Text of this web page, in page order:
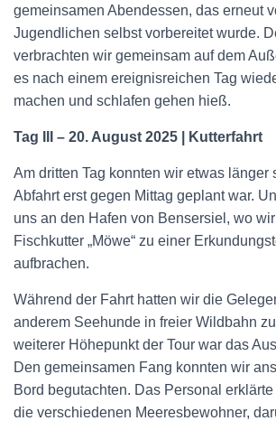
gemeinsamen Abendessen, das erneut
Jugendlichen selbst vorbereitet wurde.
verbrachten wir gemeinsam auf dem
es nach einem ereignisreichen Tag
machen und schlafen gehen hieß.
Tag III – 20. August 2025 | Kutterfahrt
Am dritten Tag konnten wir etwas länger
Abfahrt erst gegen Mittag geplant war.
uns an den Hafen von Bensersiel, wo
Fischkutter „Möwe“ zu einer
aufbrachen.
Während der Fahrt hatten wir die
anderem Seehunde in freier Wildbahn
weiterer Höhepunkt der Tour war das
Den gemeinsamen Fang konnten wir
Bord begutachten. Das Personal
die verschiedenen Meeresbewohner,